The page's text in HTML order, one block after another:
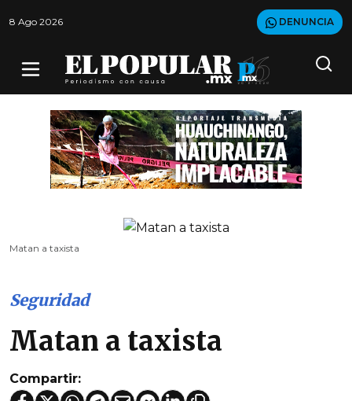
8 Ago 2026 DENUNCIA
Matan a taxista
Seguridad
Matan a taxista
Compartir: